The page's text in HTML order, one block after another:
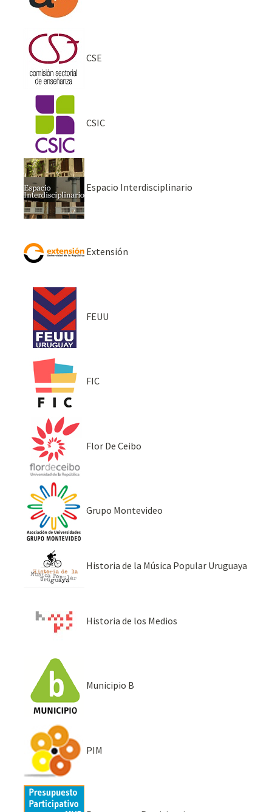
CSE
CSIC
Espacio Interdisciplinario
Extensión
FEUU
FIC
Flor De Ceibo
Grupo Montevideo
Historia de la Música Popular Uruguaya
Historia de los Medios
Municipio B
PIM